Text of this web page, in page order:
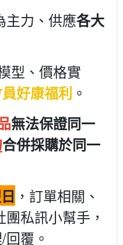
主力、供應各大
型、價格實
好康福利 。
無法保證同一
合併採購於同一
，訂單相關、
私訊小幫手，
覆。